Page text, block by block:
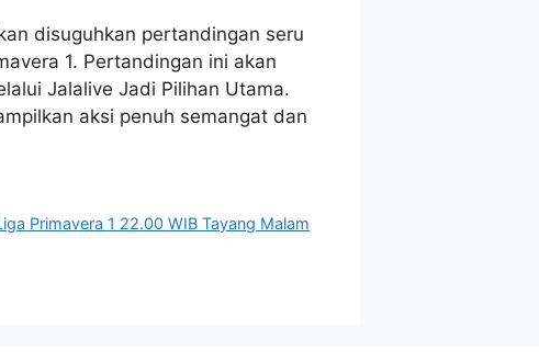
disuguhkan pertandingan seru
1. Pertandingan ini akan
Jalalive Jadi Pilihan Utama.
aksi penuh semangat dan
Primavera 1 22.00 WIB Tayang Malam